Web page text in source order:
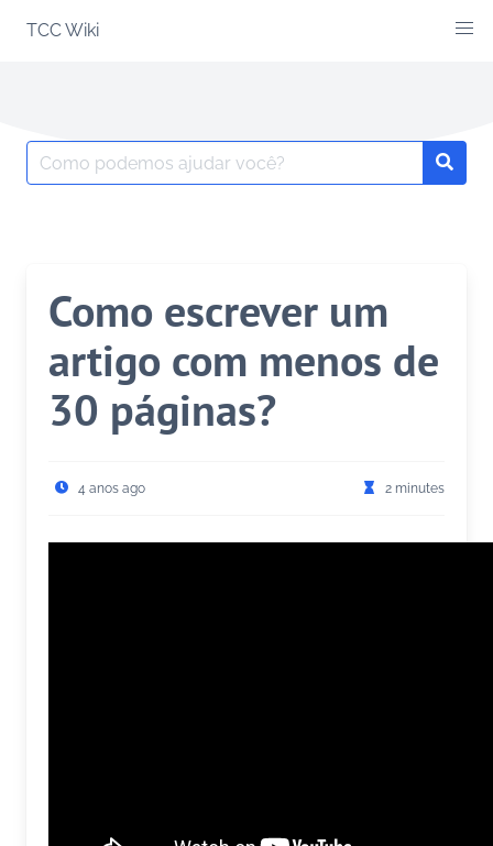
TCC Wiki
Search
for:
Como escrever um
artigo com menos de
30 páginas?
4 anos ago 2 minutes